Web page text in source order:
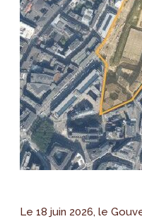
Le 18 juin 2026, le